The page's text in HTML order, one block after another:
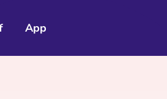
App